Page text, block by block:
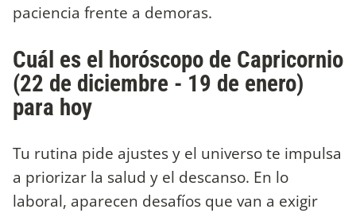
paciencia frente a demoras.
Cuál es el horóscopo de Capricornio
(22 de diciembre - 19 de enero)
para hoy
Tu rutina pide ajustes y el universo te impulsa
a priorizar la salud y el descanso. En lo
laboral, aparecen desafíos que van a exigir